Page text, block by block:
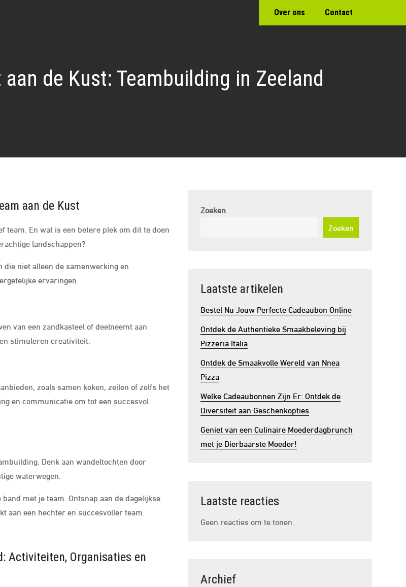
Over ons Contact
de Kust: Teambuilding in Zeeland
aan de Kust
team. En wat is een betere plek om dit te doen
landschappen?
niet alleen de samenwerking en
ervaringen.
van een zandkasteel of deelneemt aan
stimuleren creativiteit.
zoals samen koken, zeilen of zelfs het
en communicatie om tot een succesvol
Denk aan wandeltochten door
waterwegen.
met je team. Ontsnap aan de dagelijkse
aan een hechter en succesvoller team.
Activiteiten, Organisaties en
Zoeken
Zoeken
Laatste artikelen
Bestel Nu Jouw Perfecte Cadeaubon Online
Ontdek de Authentieke Smaakbeleving bij
Pizzeria Italia
Ontdek de Smaakvolle Wereld van Nnea
Pizza
Welke Cadeaubonnen Zijn Er: Ontdek de
Diversiteit aan Geschenkopties
Geniet van een Culinaire Moederdagbrunch
met je Dierbaarste Moeder!
Laatste reacties
Geen reacties om te tonen.
Archief